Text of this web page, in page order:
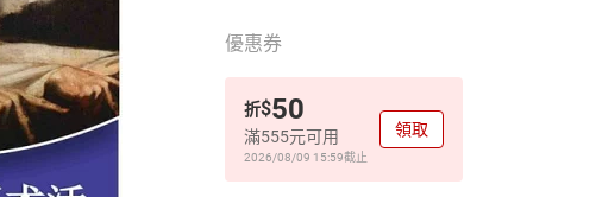
優惠券
折$50
滿555元可用
2026/08/09 15:59截止
領取